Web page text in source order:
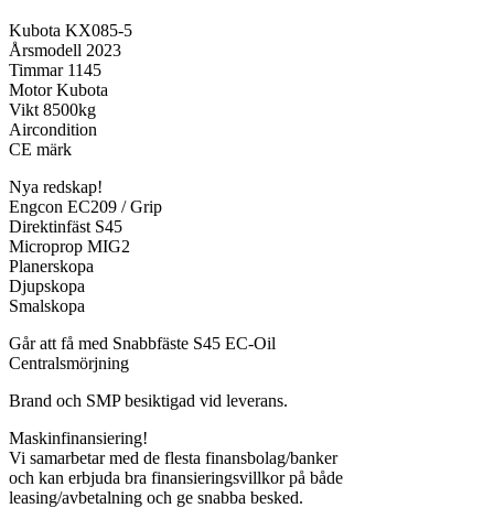
Kubota KX085-5
Årsmodell 2023
Timmar 1145
Motor Kubota
Vikt 8500kg
Aircondition
CE märk
Nya redskap!
Engcon EC209 / Grip
Direktinfäst S45
Microprop MIG2
Planerskopa
Djupskopa
Smalskopa
Går att få med Snabbfäste S45 EC-Oil
Centralsmörjning
Brand och SMP besiktigad vid leverans.
Maskinfinansiering!
Vi samarbetar med de flesta finansbolag/banker
och kan erbjuda bra finansieringsvillkor på både
leasing/avbetalning och ge snabba besked.